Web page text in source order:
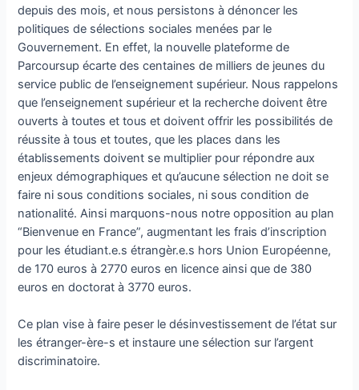
depuis des mois, et nous persistons à dénoncer les
politiques de sélections sociales menées par le
Gouvernement. En effet, la nouvelle plateforme de
Parcoursup écarte des centaines de milliers de jeunes du
service public de l’enseignement supérieur. Nous rappelons
que l’enseignement supérieur et la recherche doivent être
ouverts à toutes et tous et doivent offrir les possibilités de
réussite à tous et toutes, que les places dans les
établissements doivent se multiplier pour répondre aux
enjeux démographiques et qu’aucune sélection ne doit se
faire ni sous conditions sociales, ni sous condition de
nationalité. Ainsi marquons-nous notre opposition au plan
“Bienvenue en France”, augmentant les frais d’inscription
pour les étudiant.e.s étrangèr.e.s hors Union Européenne,
de 170 euros à 2770 euros en licence ainsi que de 380
euros en doctorat à 3770 euros.
Ce plan vise à faire peser le désinvestissement de l’état sur
les étranger-ère-s et instaure une sélection sur l’argent
discriminatoire.